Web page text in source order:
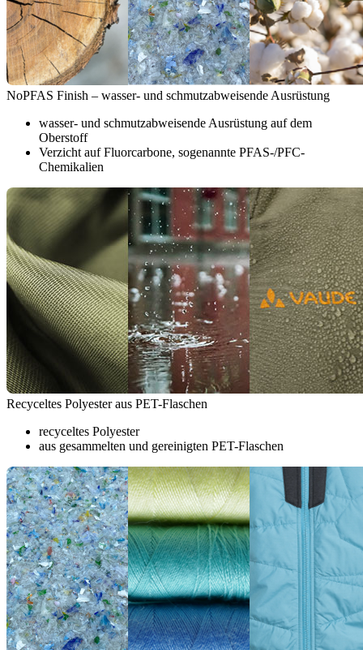
NoPFAS Finish – wasser- und schmutzabweisende Ausrüstung
wasser- und schmutzabweisende Ausrüstung auf dem
Oberstoff
Verzicht auf Fluorcarbone, sogenannte PFAS-/PFC-
Chemikalien
Recyceltes Polyester aus PET-Flaschen
recyceltes Polyester
aus gesammelten und gereinigten PET-Flaschen